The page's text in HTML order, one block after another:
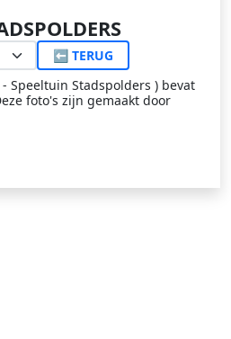
⬅ TERUG
Speeltuin Stadspolders ) bevat
foto's zijn gemaakt door